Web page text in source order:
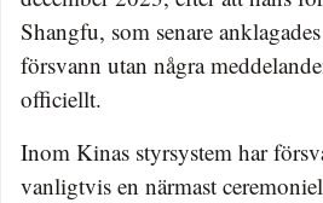
Shangfu, som senare
försvann utan några
officiellt.
Inom Kinas styrsystem har
vanligtvis en närmast